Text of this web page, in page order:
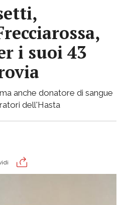
i suoi 43
anche donatore di sangue
dell'Hasta